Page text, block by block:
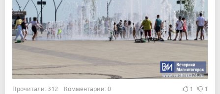
Прочитали: 312 Комментарии: 0 1 1